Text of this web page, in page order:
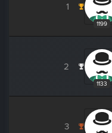
1
1199
2
1133
3